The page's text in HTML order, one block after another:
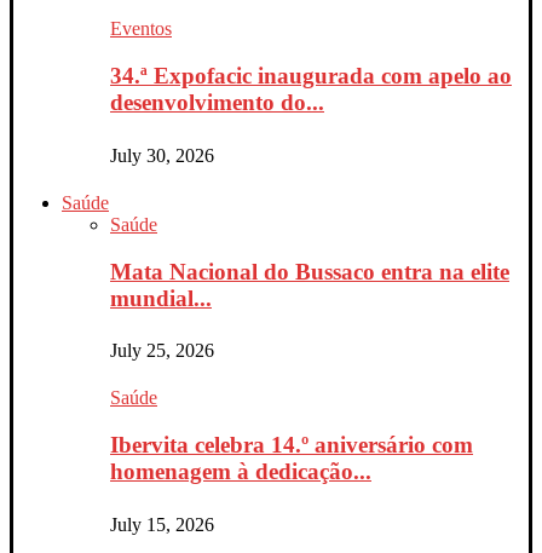
Eventos
34.ª Expofacic inaugurada com apelo ao
desenvolvimento do...
July 30, 2026
Saúde
Saúde
Mata Nacional do Bussaco entra na elite
mundial...
July 25, 2026
Saúde
Ibervita celebra 14.º aniversário com
homenagem à dedicação...
July 15, 2026